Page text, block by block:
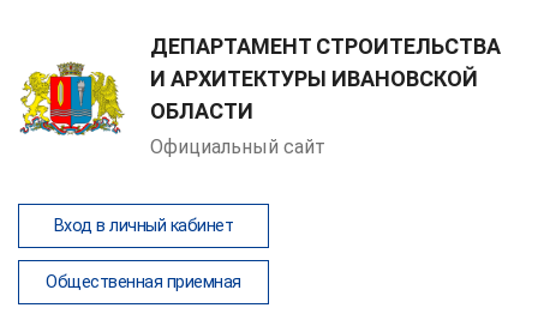
ДЕПАРТАМЕНТ СТРОИТЕЛЬСТВА
И АРХИТЕКТУРЫ ИВАНОВСКОЙ
ОБЛАСТИ
Официальный сайт
Вход в личный кабинет
Общественная приемная